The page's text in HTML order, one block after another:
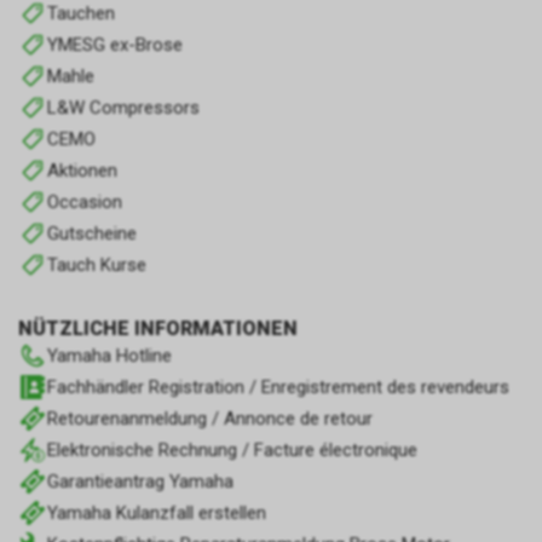
Tauchen
YMESG ex-Brose
Mahle
L&W Compressors
CEMO
Aktionen
Occasion
Gutscheine
Tauch Kurse
NÜTZLICHE INFORMATIONEN
Yamaha Hotline
Fachhändler Registration / Enregistrement des revendeurs
Retourenanmeldung / Annonce de retour
Elektronische Rechnung / Facture électronique
Garantieantrag Yamaha
Yamaha Kulanzfall erstellen